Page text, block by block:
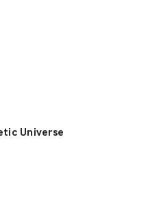
Universe